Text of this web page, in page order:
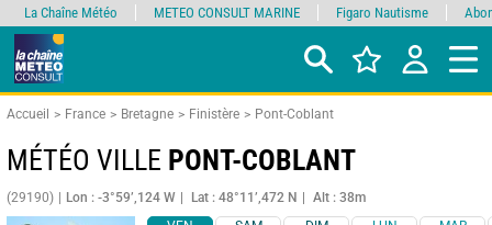
Accueil France Bretagne Finistère Pont-Coblant
MÉTÉO VILLE PONT-COBLANT
(29190) Lon : -3°59’,124 W Lat : 48°11’,472 N Alt : 38m
La Chaîne Météo METEO CONSULT MARINE Figaro Nautisme